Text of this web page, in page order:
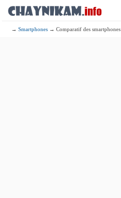
→Smartphones → Comparatif des smartphones